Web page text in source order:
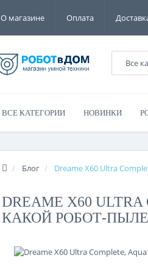
О магазине Оплата
Все
ВСЕ КАТЕГОРИИ НОВИНКИ
Блог Dreame X60 Ultra
DREAME X60
КАКОЙ РОБОТ-